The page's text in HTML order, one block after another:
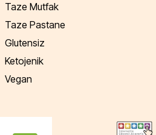
Taze Mutfak
Taze Pastane
Glutensiz
Ketojenik
Vegan